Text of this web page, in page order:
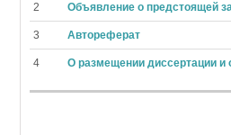
2 Объявление о предстоящей
3 Автореферат
4 О размещении диссертации и